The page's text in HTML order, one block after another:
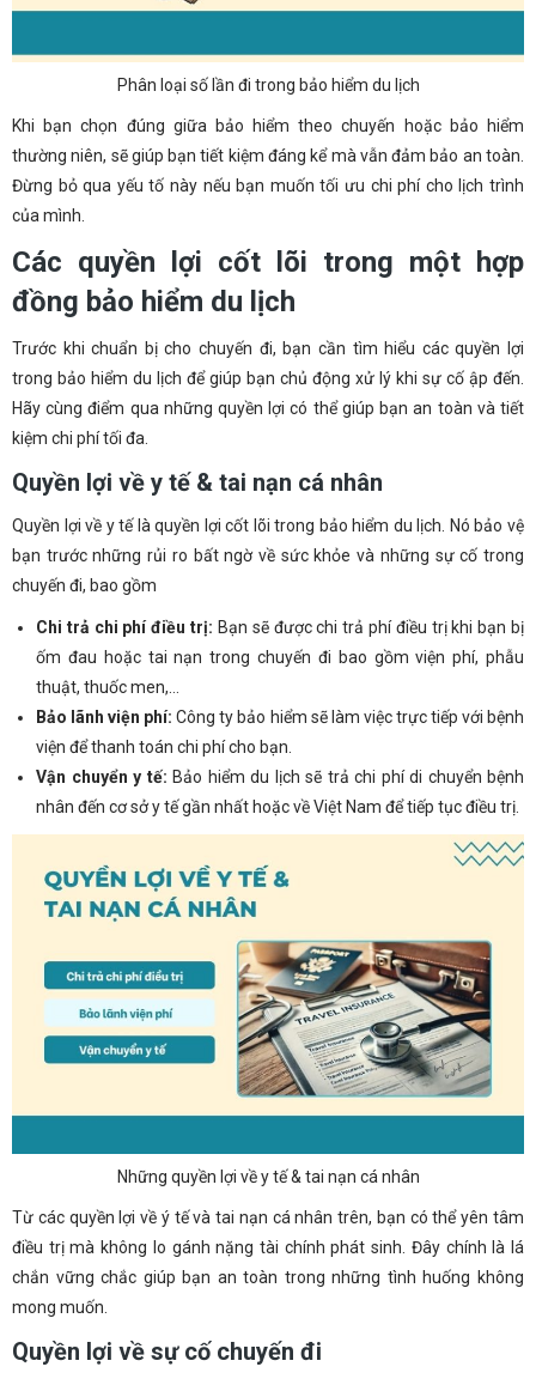
Phân loại số lần đi trong bảo hiểm du lịch
Khi bạn chọn đúng giữa bảo hiểm theo chuyến hoặc bảo hiểm
thường niên, sẽ giúp bạn tiết kiệm đáng kể mà vẫn đảm bảo an toàn.
Đừng bỏ qua yếu tố này nếu bạn muốn tối ưu chi phí cho lịch trình
của mình.
Các quyền lợi cốt lõi trong một hợp
đồng bảo hiểm du lịch
Trước khi chuẩn bị cho chuyến đi, bạn cần tìm hiểu các quyền lợi
trong bảo hiểm du lịch để giúp bạn chủ động xử lý khi sự cố ập đến.
Hãy cùng điểm qua những quyền lợi có thể giúp bạn an toàn và tiết
kiệm chi phí tối đa.
Quyền lợi về y tế & tai nạn cá nhân
Quyền lợi về y tế là quyền lợi cốt lõi trong bảo hiểm du lịch. Nó bảo vệ
bạn trước những rủi ro bất ngờ về sức khỏe và những sự cố trong
chuyến đi, bao gồm
Chi trả chi phí điều trị: Bạn sẽ được chi trả phí điều trị khi bạn bị
ốm đau hoặc tai nạn trong chuyến đi bao gồm viện phí, phẫu
thuật, thuốc men,…
Bảo lãnh viện phí:Công ty bảo hiểm sẽ làm việc trực tiếp với bệnh
viện để thanh toán chi phí cho bạn.
Vận chuyển y tế: Bảo hiểm du lịch sẽ trả chi phí di chuyển bệnh
nhân đến cơ sở y tế gần nhất hoặc về Việt Nam để tiếp tục điều trị.
Những quyền lợi về y tế & tai nạn cá nhân
Từ các quyền lợi về ý tế và tai nạn cá nhân trên, bạn có thể yên tâm
điều trị mà không lo gánh nặng tài chính phát sinh. Đây chính là lá
chắn vững chắc giúp bạn an toàn trong những tình huống không
mong muốn.
Quyền lợi về sự cố chuyến đi